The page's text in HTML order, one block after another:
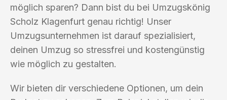
möglich sparen? Dann bist du bei Umzugskönig
Scholz Klagenfurt genau richtig! Unser
Umzugsunternehmen ist darauf spezialisiert,
deinen Umzug so stressfrei und kostengünstig
wie möglich zu gestalten.
Wir bieten dir verschiedene Optionen, um dein